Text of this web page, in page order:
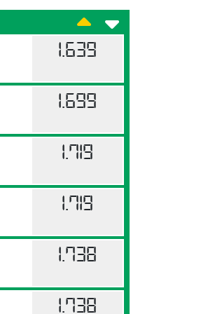
1.639
1.699
1.719
1.719
1.738
1.738